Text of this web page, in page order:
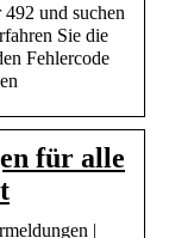
und suchen
Sie die
Fehlercode
für alle
|